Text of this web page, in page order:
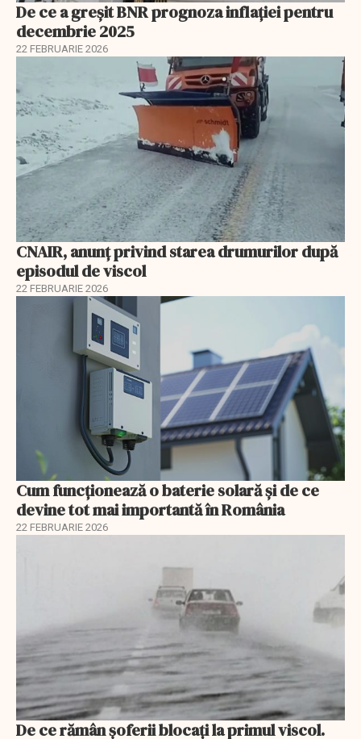
De ce a greșit BNR prognoza inflației pentru
decembrie 2025
22 FEBRUARIE 2026
CNAIR, anunț privind starea drumurilor după
episodul de viscol
22 FEBRUARIE 2026
Cum funcționează o baterie solară și de ce
devine tot mai importantă în România
22 FEBRUARIE 2026
De ce rămân șoferii blocați la primul viscol.